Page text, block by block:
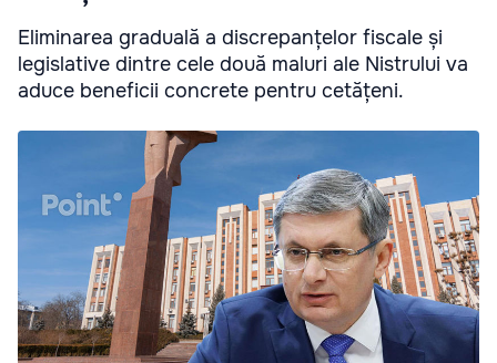
Eliminarea graduală a discrepanțelor fiscale și
legislative dintre cele două maluri ale Nistrului va
aduce beneficii concrete pentru cetățeni.